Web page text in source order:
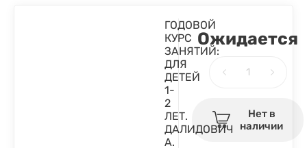
ГОДОВОЙ
КУРС
ЗАНЯТИЙ:
ДЛЯ
ДЕТЕЙ
1-
2
ЛЕТ.
ДАЛИДОВИЧ
А.
Ожидается
Нет в
наличии